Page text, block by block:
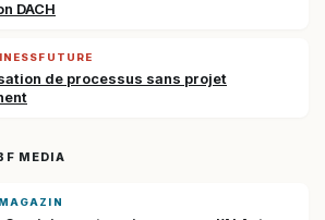
DACH
de processus sans projet
MEDIA